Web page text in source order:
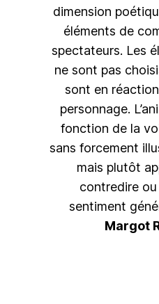
dimension
éléments de
spectateurs. Les
ne sont pas
sont en
personnage.
fonction de la
sans forcement
mais plutôt
contredire
sentiment
Margot